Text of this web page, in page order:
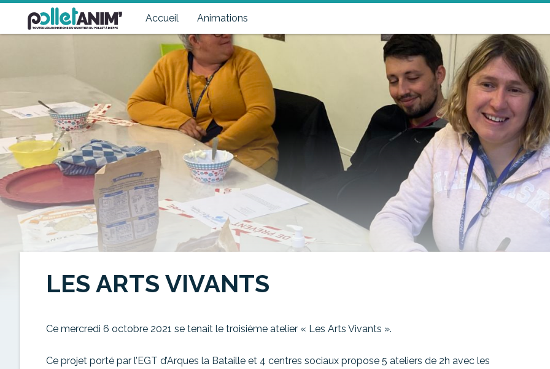
Accueil Animations
Pollet Anim'
Toutes les animations du quartier du Pollet à Dieppe
LES ARTS VIVANTS
Ce mercredi 6 octobre 2021 se tenait le troisième atelier « Les Arts Vivants ».
Ce projet porté par l’EGT d’Arques la Bataille et 4 centres sociaux propose 5 ateliers de 2h avec les